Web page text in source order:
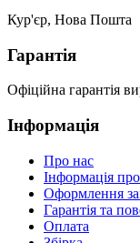
Кур'єр, Нова Пошта
Гарантія
Офіційна гарантія
Інформація
Про нас
Інформація
Оформлення
Гарантія та
Оплата